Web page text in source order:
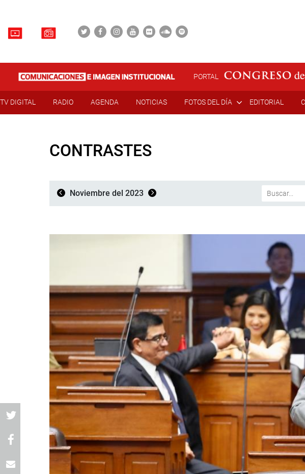
PORTAL
TV DIGITAL RADIO AGENDA NOTICIAS FOTOS DEL DÍA EDITORIAL
CONTRASTES
Noviembre del 2023